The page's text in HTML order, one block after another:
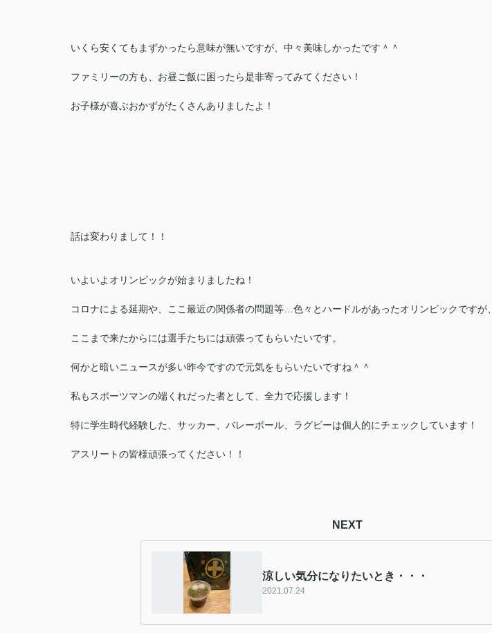
いくら安くてもまずかったら意味が無いですが、中々美味しかったです＾＾
ファミリーの方も、お昼ご飯に困ったら是非寄ってみてください！
お子様が喜ぶおかずがたくさんありましたよ！
話は変わりまして！！
いよいよオリンピックが始まりましたね！
コロナによる延期や、ここ最近の関係者の問題等…色々とハードルがあったオリンピックですが、
ここまで来たからには選手たちには頑張ってもらいたいです。
何かと暗いニュースが多い昨今ですので元気をもらいたいですね＾＾
私もスポーツマンの端くれだった者として、全力で応援します！
特に学生時代経験した、サッカー、バレーボール、ラグビーは個人的にチェックしています！
アスリートの皆様頑張ってください！！
NEXT
涼しい気分になりたいとき・・・
2021.07.24